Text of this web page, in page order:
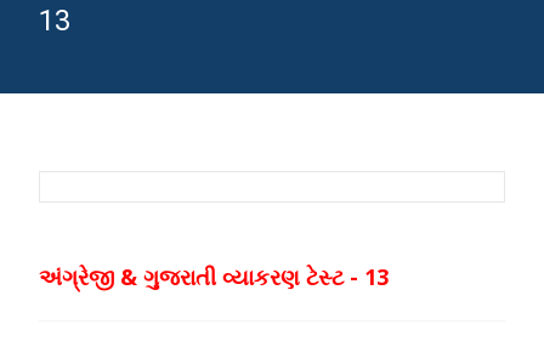
13
અંગ્રેજી & ગુજરાતી વ્યાકરણ ટેસ્ટ - 13